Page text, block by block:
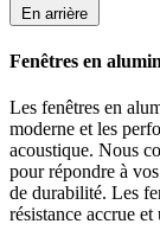
En arrière
Fenêtres en
Les fenêtres en
moderne et les
acoustique. Nous
pour répondre à
de durabilité. Les
résistance accrue